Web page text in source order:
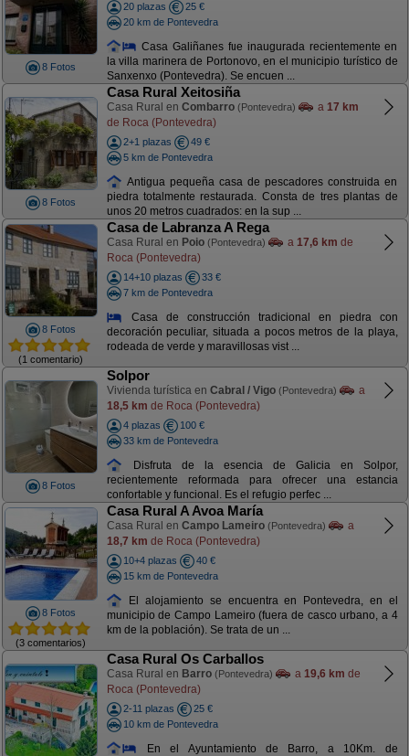
8 Fotos
20 plazas
25 €
20 km de Pontevedra
Casa Galiñanes fue inaugurada recientemente en
la villa marinera de Portonovo, en el municipio turístico de
Sanxenxo (Pontevedra). Se encuen ...
8 Fotos
Casa Rural Xeitosiña
Casa Rural en Combarro (Pontevedra) a 17 km
de Roca (Pontevedra)
2+1 plazas
49 €
5 km de Pontevedra
Antigua pequeña casa de pescadores construida en
piedra totalmente restaurada. Consta de tres plantas de
unos 20 metros cuadrados: en la sup ...
8 Fotos
(1 comentario)
Casa de Labranza A Rega
Casa Rural en Poio (Pontevedra) a 17,6 km de
Roca (Pontevedra)
14+10 plazas
33 €
7 km de Pontevedra
Casa de construcción tradicional en piedra con
decoración peculiar, situada a pocos metros de la playa,
rodeada de verde y maravillosas vist ...
8 Fotos
Solpor
Vivienda turística en Cabral / Vigo (Pontevedra)
a
18,5 km de Roca (Pontevedra)
4 plazas
100 €
33 km de Pontevedra
Disfruta de la esencia de Galicia en Solpor,
recientemente reformada para ofrecer una estancia
confortable y funcional. Es el refugio perfec ...
8 Fotos
(3 comentarios)
Casa Rural A Avoa María
Casa Rural en Campo Lameiro (Pontevedra)
a
18,7 km de Roca (Pontevedra)
10+4 plazas
40 €
15 km de Pontevedra
El alojamiento se encuentra en Pontevedra, en el
municipio de Campo Lameiro (fuera de casco urbano, a 4
km de la población). Se trata de un ...
Casa Rural Os Carballos
Casa Rural en Barro (Pontevedra) a 19,6 km de
Roca (Pontevedra)
2-11 plazas
25 €
10 km de Pontevedra
En el Ayuntamiento de Barro, a 10Km. de